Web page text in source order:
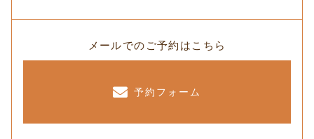
メールでのご予約はこちら
予約フォーム